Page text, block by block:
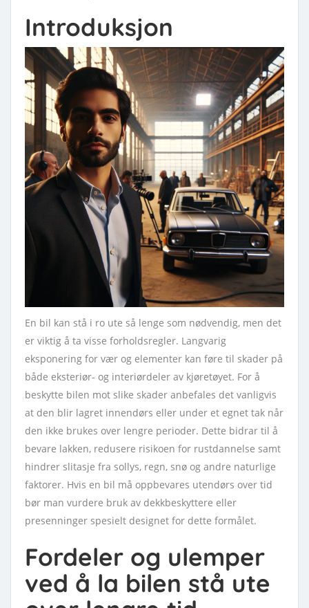
Introduksjon
En bil kan stå i ro ute så lenge som nødvendig, men det
er viktig å ta visse forholdsregler. Langvarig
eksponering for vær og elementer kan føre til skader på
både eksteriør- og interiørdeler av kjøretøyet. For å
beskytte bilen mot slike skader anbefales det vanligvis
at den blir lagret innendørs eller under et egnet tak når
den ikke brukes over lengre perioder. Dette bidrar til å
bevare lakken, redusere risikoen for rustdannelse samt
hindrer slitasje fra sollys, regn, snø og andre naturlige
faktorer. Hvis en bil må oppbevares utendørs over tid
bør man vurdere bruk av dekkbeskyttere eller
presenninger spesielt designet for dette formålet.
Fordeler og ulemper
ved å la bilen stå ute